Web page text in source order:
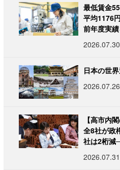
最低賃金
平均1176
前年度実
2026.07.30
日本の世
2026.07.26
【高市内
全8社が政
社は2桁減
2026.07.31